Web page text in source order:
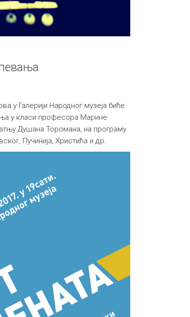
у Галерији Народног музеја биће
у класи професора Марине
Душана Торомана, на програму
Пучинија, Христића и др.